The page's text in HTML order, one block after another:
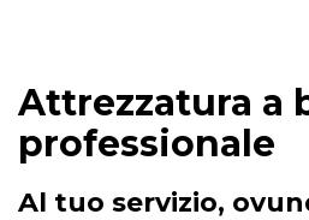
Attrezzatura a
professionale
Al tuo servizio,